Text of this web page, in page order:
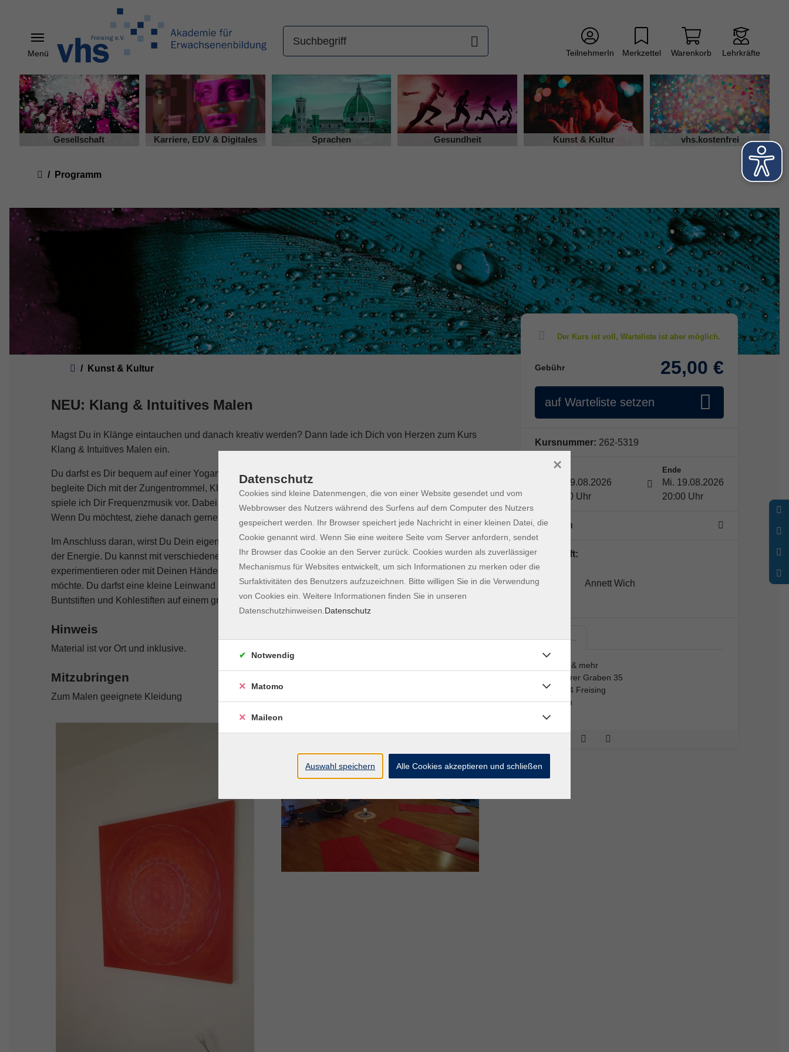
Menü TeilnehmerIn Merkzettel Warenkorb Lehrkräfte
Gesellschaft Karriere, EDV & Digitales Sprachen Gesundheit Kunst & Kultur vhs.kostenfrei
Programm
Kunst & Kultur
NEU: Klang & Intuitives Malen
Magst Du in Klänge eintauchen und danach kreativ werden? Dann lade ich Dich von Herzen zum Kurs
Klang & Intuitives Malen ein.
Du darfst es Dir bequem auf einer Yogamatte machen, liegend oder sitzend, ganz wie Du magst. Ich
begleite Dich mit der Zungentrommel, Klangschale und Klangspiel oder mit meiner Trommel. Teilweise
spiele ich Dir Frequenzmusik vor. Dabei kannst Du tief entspannen und in eine andere Welt abtauchen.
Wenn Du möchtest, ziehe danach gerne einen Kartenimpuls.
Im Anschluss daran, wirst Du Dein eigenes heilsames Bild malen, ohne Vorgabe, ganz frei und im Fluss
der Energie. Du kannst mit verschiedenen Farben und Hilfsmitteln, wie Pinsel, Schwamm und Spachtel
experimentieren oder mit Deinen Händen malen und fließen lassen, was Deine Seele Dir zeigen
möchte. Du darfst eine kleine Leinwand bemalen, einen Stein oder eine Holzscheibe. Gerne auch mit
Buntstiften und Kohlestiften auf einem großen Blatt Papier. Ganz so, wie Du es im Moment fühlst.
Hinweis
Material ist vor Ort und inklusive.
Mitzubringen
Zum Malen geeignete Kleidung
Gebühr 25,00 €
auf Warteliste setzen
Kursnummer: 262-5319
Start
Mi. 19.08.2026
18:30 Uhr
Ende
Mi. 19.08.2026
20:00 Uhr
1 Termin
Lehrkraft:
Annett Wich
Yoga &…
Yoga & mehr
Mittlerer Graben 35
85354 Freising
Raum
Datenschutz
Cookies sind kleine Datenmengen, die von einer Website gesendet und vom
Webbrowser des Nutzers während des Surfens auf dem Computer des Nutzers
gespeichert werden. Ihr Browser speichert jede Nachricht in einer kleinen Datei, die
Cookie genannt wird. Wenn Sie eine weitere Seite vom Server anfordern, sendet
Ihr Browser das Cookie an den Server zurück. Cookies wurden als zuverlässiger
Mechanismus für Websites entwickelt, um sich Informationen zu merken oder die
Surfaktivitäten des Benutzers aufzuzeichnen. Bitte willigen Sie in die Verwendung
von Cookies ein. Weitere Informationen finden Sie in unseren
Datenschutzhinweisen. Datenschutz
×
Notwendig
Matomo
Maileon
Auswahl speichern Alle Cookies akzeptieren und schließen